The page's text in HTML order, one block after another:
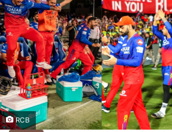
RCB